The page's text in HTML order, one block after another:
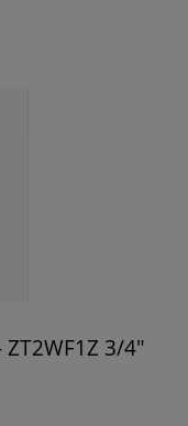
ZT2WF1Z 3/4"